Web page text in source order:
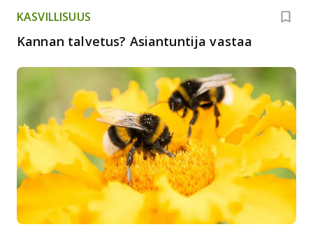
KASVILLISUUS
Kannan talvetus? Asiantuntija vastaa